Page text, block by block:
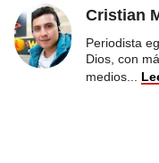
Cristian
Periodista
Dios, con
medios